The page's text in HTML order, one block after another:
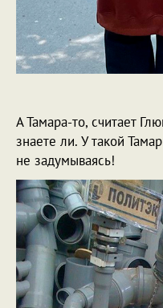
А Тамара-то, считает
знаете ли. У такой
не задумываясь!